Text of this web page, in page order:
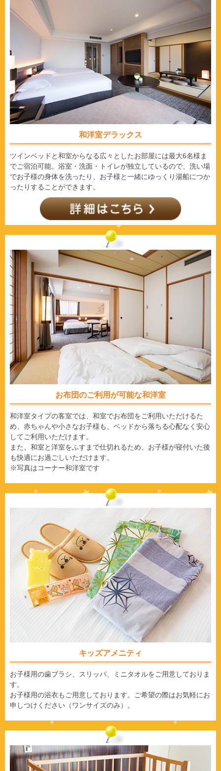
和洋室デラックス
ツインベッドと和室からなる広々としたお部屋には最大6名様ま
でご宿泊可能。浴室・洗面・トイレが独立しているので、洗い場
でお子様の身体を洗ったり、お子様と一緒にゆっくり湯船につか
ったりすることができます。
お布団のご利用が可能な和洋室
和洋室タイプの客室では、和室でお布団をご利用いただけるた
め、赤ちゃんや小さなお子様も、ベッドから落ちる心配なく安心
してご利用いただけます。
また、和室と洋室をふすまで仕切れるため、お子様が寝付いた後
も快適にお過ごしいただけます。
※写真はコーナー和洋室です
キッズアメニティ
お子様用の歯ブラシ、スリッパ、ミニタオルをご用意しておりま
す。
お子様用の浴衣もご用意しております。ご希望の際はお気軽にお
申しつけください（ワンサイズのみ）。